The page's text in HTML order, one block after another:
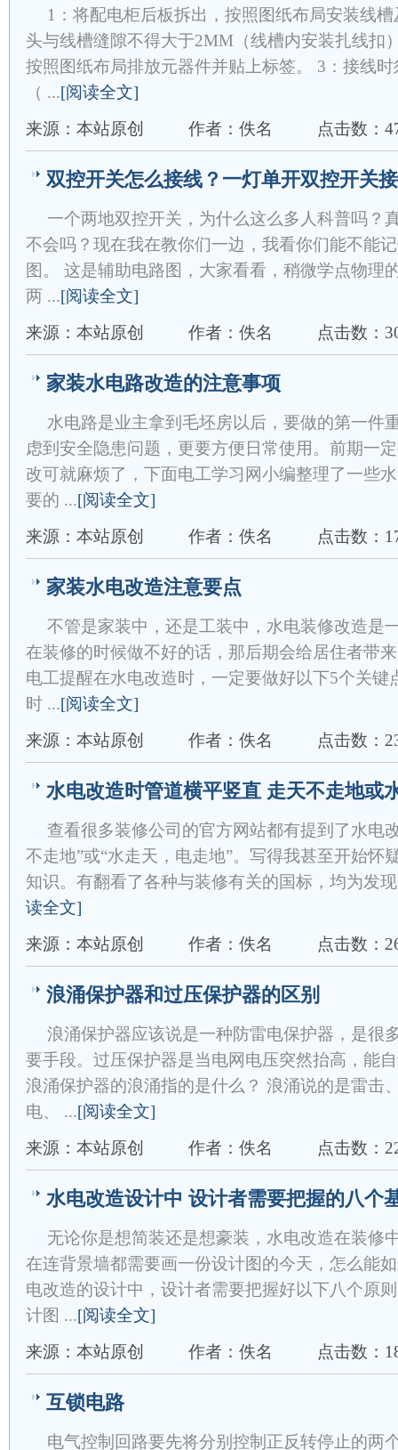
1：将配电柜后板拆出，按照图纸布局安装线
头与线槽缝隙不得大于2MM（线槽内安装扎线扣
按照图纸布局排放元器件并贴上标签。 3：接线
（ ...[阅读全文]
来源：本站原创
作者：佚名 点击数：
双控开关怎么接线？一灯单开双控开关
一个两地双控开关，为什么这么多人科普吗？
不会吗？现在我在教你们一边，我看你们能不能
图。 这是辅助电路图，大家看看，稍微学点物理
两 ...[阅读全文]
来源：本站原创
作者：佚名 点击数：
家装水电路改造的注意事项
水电路是业主拿到毛坯房以后，要做的第一件
虑到安全隐患问题，更要方便日常使用。前期一
改可就麻烦了，下面电工学习网小编整理了一些
要的 ...[阅读全文]
来源：本站原创
作者：佚名 点击数：
家装水电改造注意要点
不管是家装中，还是工装中，水电装修改造是
在装修的时候做不好的话，那后期会给居住者带
电工提醒在水电改造时，一定要做好以下5个关键
时 ...[阅读全文]
来源：本站原创
作者：佚名 点击数：
水电改造时管道横平竖直 走天不走地或
查看很多装修公司的官方网站都有提到了水电
不走地”或“水走天，电走地”。写得我甚至开始怀
知识。有翻看了各种与装修有关的国标，均为发
读全文]
来源：本站原创
作者：佚名 点击数：
浪涌保护器和过压保护器的区别
浪涌保护器应该说是一种防雷电保护器，是很
要手段。过压保护器是当电网电压突然抬高，能
浪涌保护器的浪涌指的是什么？ 浪涌说的是雷击
电、 ...[阅读全文]
来源：本站原创
作者：佚名 点击数：
水电改造设计中 设计者需要把握的八个
无论你是想简装还是想豪装，水电改造在装修
在连背景墙都需要画一份设计图的今天，怎么能
电改造的设计中，设计者需要把握好以下八个原
计图 ...[阅读全文]
来源：本站原创
作者：佚名 点击数：
互锁电路
电气控制回路要先将分别控制正反转停止的两